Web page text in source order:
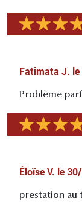
Fatimata J. le
Problème
Éloïse V. le
prestation au